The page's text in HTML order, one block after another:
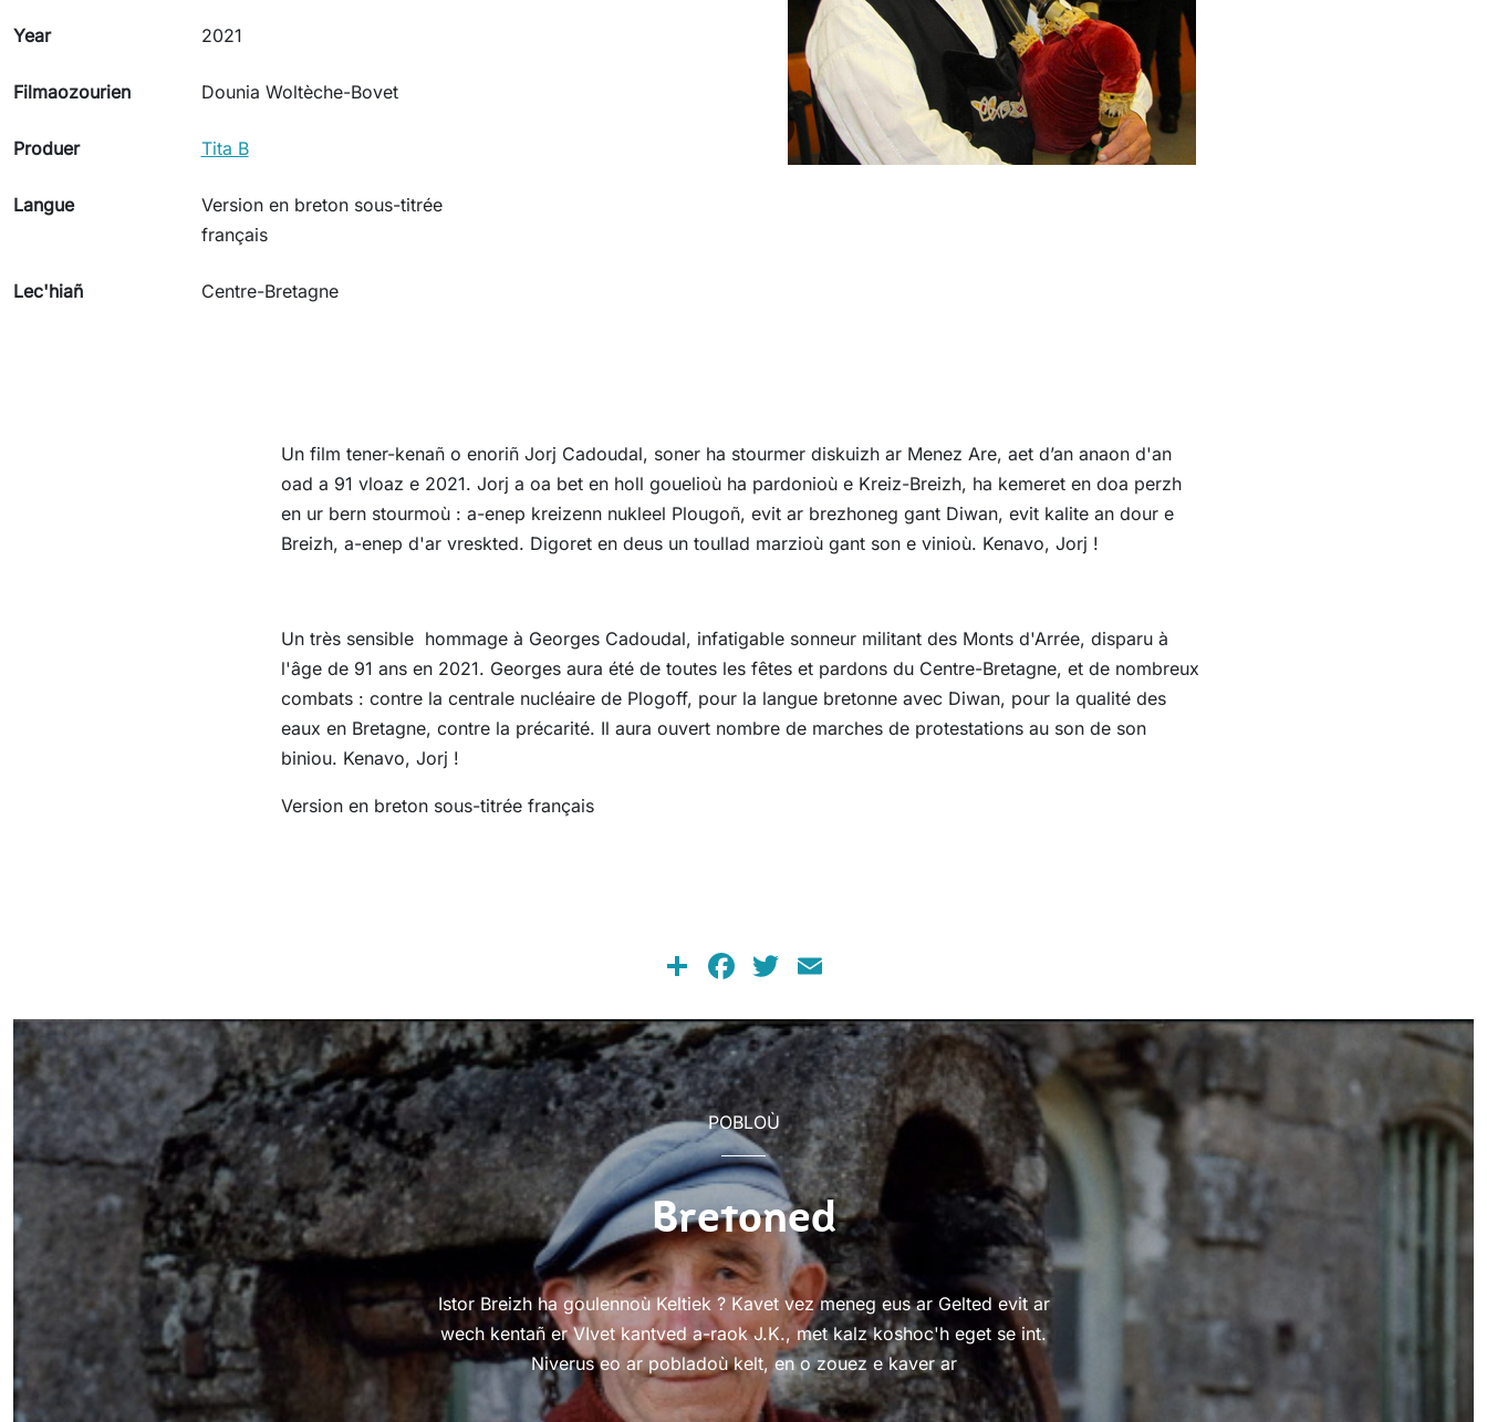
Year 2021
Filmaozourien Dounia Woltèche-Bovet
Produer Tita B
Langue
Version en breton sous-titrée
français
Lec'hiañ Centre-Bretagne
Un film tener-kenañ o enoriñ Jorj Cadoudal, soner ha stourmer diskuizh ar Menez Are, aet d’an anaon d'an
oad a 91 vloaz e 2021. Jorj a oa bet en holl gouelioù ha pardonioù e Kreiz-Breizh, ha kemeret en doa perzh
en ur bern stourmoù : a-enep kreizenn nukleel Plougoñ, evit ar brezhoneg gant Diwan, evit kalite an dour e
Breizh, a-enep d'ar vreskted. Digoret en deus un toullad marzioù gant son e vinioù. Kenavo, Jorj !
Un très sensible hommage à Georges Cadoudal, infatigable sonneur militant des Monts d'Arrée, disparu à
l'âge de 91 ans en 2021. Georges aura été de toutes les fêtes et pardons du Centre-Bretagne, et de nombreux
combats : contre la centrale nucléaire de Plogoff, pour la langue bretonne avec Diwan, pour la qualité des
eaux en Bretagne, contre la précarité. Il aura ouvert nombre de marches de protestations au son de son
biniou. Kenavo, Jorj !
Version en breton sous-titrée français
ShareFacebook
Twitter
POBLOÙ
Bretoned
Istor Breizh ha goulennoù Keltiek ? Kavet vez meneg eus ar Gelted evit ar
wech kentañ er VIvet kantved a-raok J.K., met kalz koshoc'h eget se int.
Niverus eo ar pobladoù kelt, en o zouez e kaver ar